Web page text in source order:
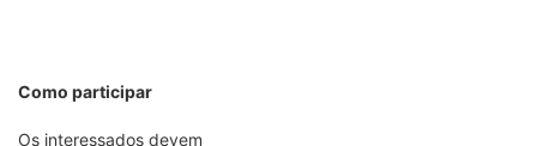
Como participar
Os interessados devem